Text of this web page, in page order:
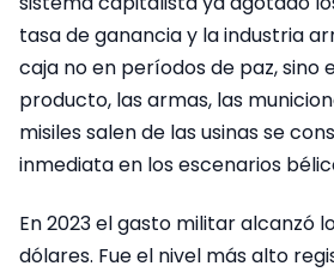
tasa de ganancia y la industria
caja no en períodos de paz, sino
producto, las armas, las
misiles salen de las usinas se
inmediata en los escenarios
En 2023 el gasto militar alcanzó
dólares. Fue el nivel más alto